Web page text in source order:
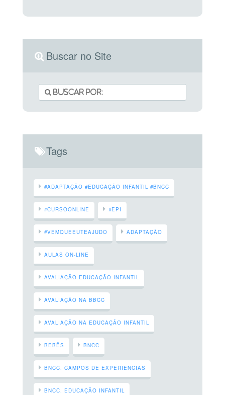
Buscar no Site
Tags
#ADAPTAÇÃO #EDUCAÇÃO INFANTIL #BNCC
#CURSOONLINE #EPI
#VEMQUEEUTEAJUDO ADAPTAÇÃO
AULAS ON-LINE
AVALIAÇÃO EDUCAÇÃO INFANTIL
AVALIAÇÃO NA BBCC
AVALIAÇÃO NA EDUCAÇÃO INFANTIL
BEBÊS BNCC
BNCC. CAMPOS DE EXPERIÊNCIAS
BNCC. EDUCAÇÃO INFANTIL